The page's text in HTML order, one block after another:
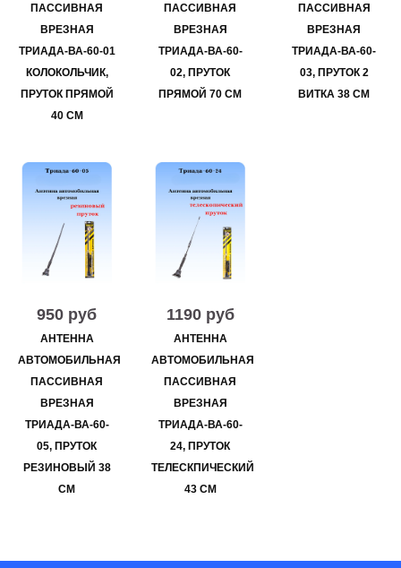
ПАССИВНАЯ
ВРЕЗНАЯ
ТРИАДА-ВА-60-01
КОЛОКОЛЬЧИК,
ПРУТОК ПРЯМОЙ
40 СМ
ПАССИВНАЯ
ВРЕЗНАЯ
ТРИАДА-ВА-60-
02, ПРУТОК
ПРЯМОЙ 70 СМ
ПАССИВНАЯ
ВРЕЗНАЯ
ТРИАДА-ВА-60-
03, ПРУТОК 2
ВИТКА 38 СМ
950 руб
АНТЕННА
АВТОМОБИЛЬНАЯ
ПАССИВНАЯ
ВРЕЗНАЯ
ТРИАДА-ВА-60-
05, ПРУТОК
РЕЗИНОВЫЙ 38
СМ
1190 руб
АНТЕННА
АВТОМОБИЛЬНАЯ
ПАССИВНАЯ
ВРЕЗНАЯ
ТРИАДА-ВА-60-
24, ПРУТОК
ТЕЛЕСКПИЧЕСКИЙ
43 СМ